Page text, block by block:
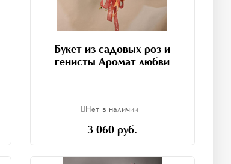
Букет из садовых роз и
генисты Аромат любви
Нет в наличии
3 060 руб.